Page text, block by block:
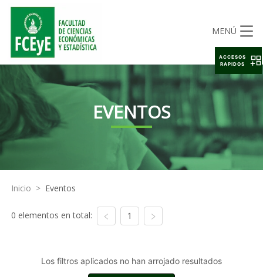
MENÚ
EVENTOS
Inicio > Eventos
0 elementos en total: 1
Los filtros aplicados no han arrojado resultados
ACCESOS
RAPIDOS